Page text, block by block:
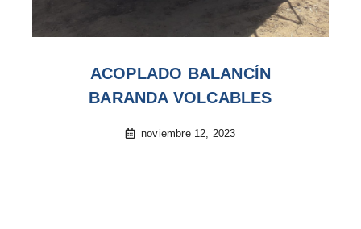
ACOPLADO BALANCÍN
BARANDA VOLCABLES
noviembre 12, 2023